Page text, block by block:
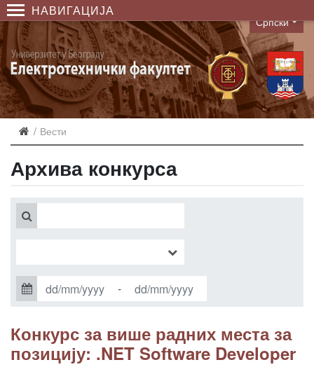
НАВИГАЦИЈА
Language
Српски
Вести
Архива конкурса
-
Конкурс за више радних места за
позицију: .NET Software Developer